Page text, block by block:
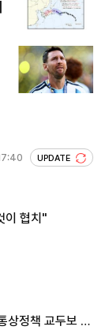
UPDATE
이 협치"
상정책 교두보 활